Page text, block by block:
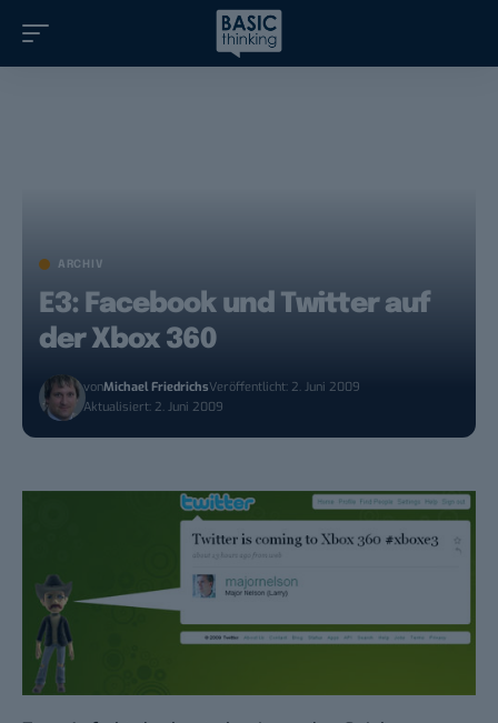
ARCHIV
E3: Facebook und Twitter auf
der Xbox 360
vonMichael FriedrichsVeröffentlicht: 2. Juni 2009
Aktualisiert: 2. Juni 2009